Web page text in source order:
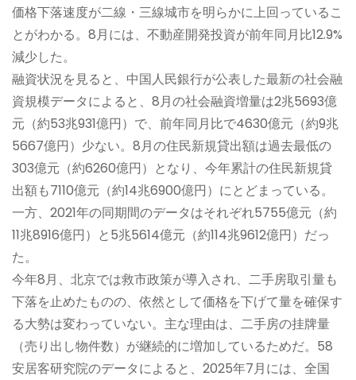
価格下落速度が二線・三線城市を明らかに上回っているこ
とがわかる。8月には、不動産開発投資が前年同月比12.9%
減少した。
融資状況を見ると、中国人民銀行が公表した最新の社会融
資規模データによると、8月の社会融資増量は2兆5693億
元（約53兆931億円）で、前年同月比で4630億元（約9兆
5667億円）少ない。8月の住民新規貸出額は過去最低の
303億元（約6260億円）となり、今年累計の住民新規貸
出額も7110億元（約14兆6900億円）にとどまっている。
一方、2021年の同期間のデータはそれぞれ5755億元（約
11兆8916億円）と5兆5614億元（約114兆9612億円）だっ
た。
今年8月、北京では救市政策が導入され、二手房取引量も
下落を止めたものの、依然として価格を下げて量を確保す
る大勢は変わっていない。主な理由は、二手房の挂牌量
（売り出し物件数）が継続的に増加しているためだ。58
安居客研究院のデータによると、2025年7月には、全国